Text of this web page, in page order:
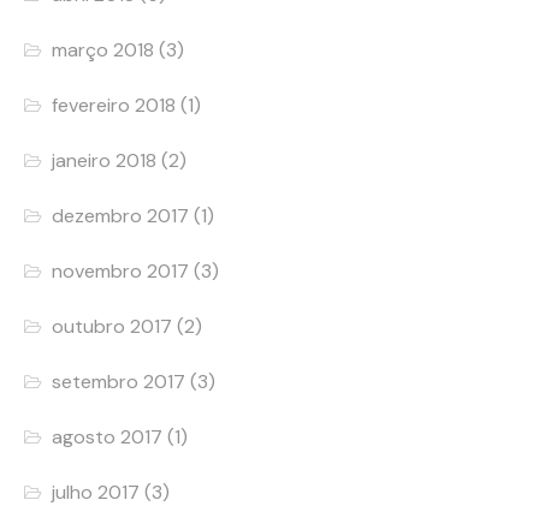
março 2018 (3)
fevereiro 2018 (1)
janeiro 2018 (2)
dezembro 2017 (1)
novembro 2017 (3)
outubro 2017 (2)
setembro 2017 (3)
agosto 2017 (1)
julho 2017 (3)